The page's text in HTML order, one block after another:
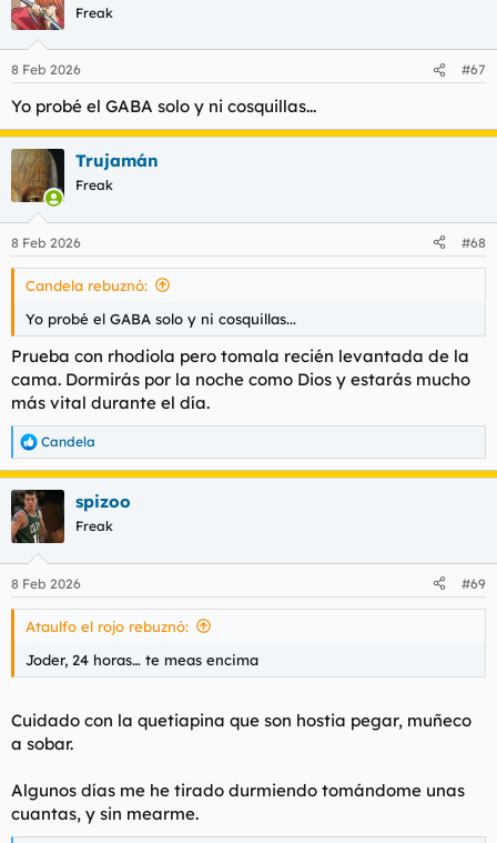
Freak
8 Feb 2026 #67
Yo probé el GABA solo y ni cosquillas...
Trujamán
Freak
8 Feb 2026 #68
Candela rebuznó:
Yo probé el GABA solo y ni cosquillas...
Prueba con rhodiola pero tomala recién levantada de la
cama. Dormirás por la noche como Dios y estarás mucho
más vital durante el día.
R
e
a
c
c
i
e
s
Candela
spizoo
Freak
8 Feb 2026 #69
Ataulfo el rojo rebuznó:
Joder, 24 horas… te meas encima
Cuidado con la quetiapina que son hostia pegar, muñeco
a sobar.
Algunos días me he tirado durmiendo tomándome unas
cuantas, y sin mearme.